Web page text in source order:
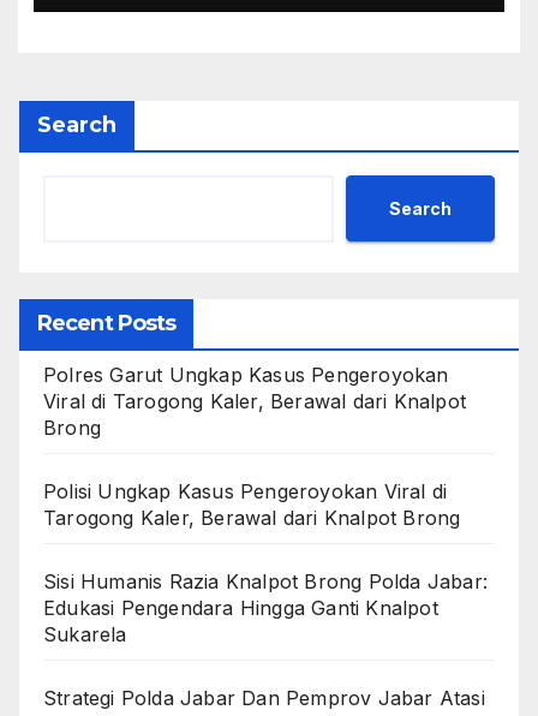
Search
Search
Recent Posts
Polres Garut Ungkap Kasus Pengeroyokan
Viral di Tarogong Kaler, Berawal dari Knalpot
Brong
Polisi Ungkap Kasus Pengeroyokan Viral di
Tarogong Kaler, Berawal dari Knalpot Brong
Sisi Humanis Razia Knalpot Brong Polda Jabar:
Edukasi Pengendara Hingga Ganti Knalpot
Sukarela
Strategi Polda Jabar Dan Pemprov Jabar Atasi